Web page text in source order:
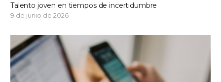
Talento joven en tiempos de incertidumbre
9 de junio de 2026